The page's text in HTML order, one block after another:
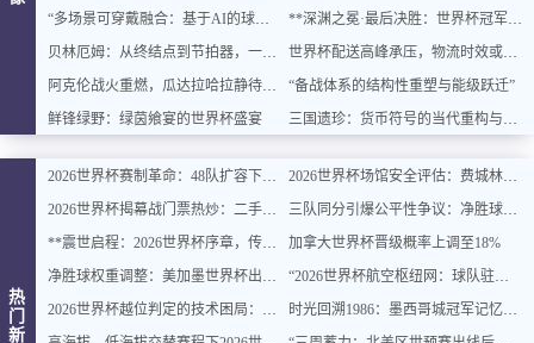
“多场景可穿戴融合：基于AI的球迷体征数据实时整合与智能增强”
贝林厄姆：从终结点到节拍器，一位中场大师的进化论
阿克伦战火重燃，瓜达拉哈拉静待交锋
鲜锋绿野：绿茵飨宴的世界杯盛宴
**深渊之冕·最后决胜：世界杯冠军终章**
世界杯配送高峰承压，物流时效或遇延迟挑战
“备战体系的结构性重塑与能级跃迁”
三国遗珍：货币符号的当代重构与文化价值再生
热
门
新
2026世界杯赛制革命：48队扩容下的32强淘汰赛对阵逻辑与规则重塑深度解读
2026世界杯揭幕战门票热炒：二手价翻倍仍被瞬间抢空
**震世启程：2026世界杯序章，传奇燃动**
净胜球权重调整：美加墨世界杯出线规则或迎结构性变化
2026世界杯越位判定的技术困局：毫米级精确与物理极限的博弈边界
2026世界杯场馆安全评估：费城林肯金融球场观众疏散通道宽度合规性深度分析
三队同分引爆公平性争议：净胜球规则再遭质疑
加拿大世界杯晋级概率上调至18%
“2026世界杯航空枢纽网：球队驻地与赛场的快速衔接设计”
时光回溯1986：墨西哥城冠军记忆主题民宿，重燃你的世界杯情怀